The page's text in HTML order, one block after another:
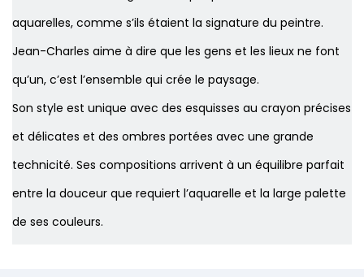
aquarelles, comme s’ils étaient la signature du peintre.
Jean-Charles aime à dire que les gens et les lieux ne font
qu’un, c’est l’ensemble qui crée le paysage.
Son style est unique avec des esquisses au crayon précises
et délicates et des ombres portées avec une grande
technicité. Ses compositions arrivent à un équilibre parfait
entre la douceur que requiert l’aquarelle et la large palette
de ses couleurs.